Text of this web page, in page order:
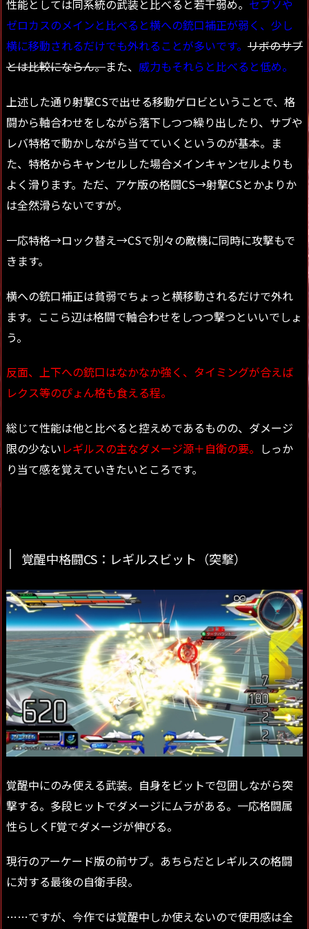
性能としては同系統の武装と比べると若干弱め。 セブソや
ゼロカスのメインと比べると横への銃口補正が弱く、少し
横に移動されるだけでも外れることが多いです。 リボのサブ
とは比較にならん。また、 威力もそれらと比べると低め。
上述した通り射撃CSで出せる移動ゲロビということで、格
闘から軸合わせをしながら落下しつつ繰り出したり、サブや
レバ特格で動かしながら当てていくというのが基本。ま
た、特格からキャンセルした場合メインキャンセルよりも
よく滑ります。ただ、アケ版の格闘CS→射撃CSとかよりか
は全然滑らないですが。
一応特格→ロック替え→CSで別々の敵機に同時に攻撃もで
きます。
横への銃口補正は貧弱でちょっと横移動されるだけで外れ
ます。ここら辺は格闘で軸合わせをしつつ撃つといいでしょ
う。
反面、上下への銃口はなかなか強く、タイミングが合えば
レクス等のぴょん格も食える程。
総じて性能は他と比べると控えめであるものの、ダメージ
限の少ないレギルスの主なダメージ源＋自衛の要。 しっか
り当て感を覚えていきたいところです。
覚醒中格闘CS：レギルスビット（突撃）
覚醒中にのみ使える武装。自身をビットで包囲しながら突
撃する。多段ヒットでダメージにムラがある。一応格闘属
性らしくF覚でダメージが伸びる。
現行のアーケード版の前サブ。あちらだとレギルスの格闘
に対する最後の自衛手段。
……ですが、今作では覚醒中しか使えないので使用感は全